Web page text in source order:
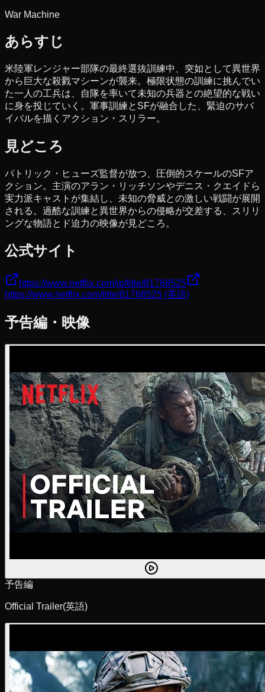
War Machine
あらすじ
米陸軍レンジャー部隊の最終選抜訓練中、突如として異世界
から巨大な殺戮マシーンが襲来。極限状態の訓練に挑んでい
た一人の工兵は、自隊を率いて未知の兵器との絶望的な戦い
に身を投じていく。軍事訓練とSFが融合した、緊迫のサバ
イバルを描くアクション・スリラー。
見どころ
パトリック・ヒューズ監督が放つ、圧倒的スケールのSFア
クション。主演のアラン・リッチソンやデニス・クエイドら
実力派キャストが集結し、未知の脅威との激しい戦闘が展開
される。過酷な訓練と異世界からの侵略が交差する、スリリ
ングな物語とド迫力の映像が見どころ。
公式サイト
https://www.netflix.com/jp/title/81768525
https://www.netflix.com/title/81768525 (英語)
予告編・映像
予告編
Official Trailer(英語)